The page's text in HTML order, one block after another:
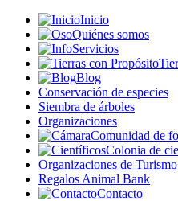
Inicio
Quiénes somos
Servicios
Blog
Conservación de especies
Siembra de árboles
Organizaciones
Comunidad de
Colonia de
Organizaciones de Turismo
Regalos Animal Bank
Contacto